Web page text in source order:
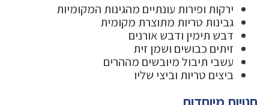
ירקות ופירות עונתיים מהגינות המקומיות
גבינות טריות מתוצרת מקומית
דבש תימין ודבש אורנים
זיתים כבושים ושמן זית
עשבי תיבול מיובשים מההרים
ביצים טריות וביצי שליו